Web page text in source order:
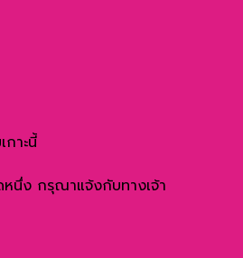
าะนี้
หนึ่ง กรุณาแจ้งกับทางเจ้า